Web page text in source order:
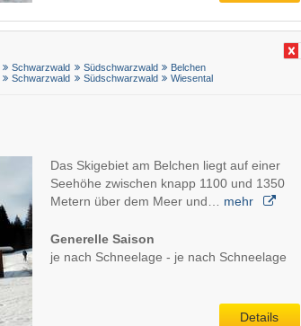
Schwarzwald Südschwarzwald
Belchen
Schwarzwald Südschwarzwald Wiesental
Das Skigebiet am Belchen liegt auf einer
Seehöhe zwischen knapp 1100 und 1350
Metern über dem Meer und… mehr
Generelle Saison
je nach Schneelage - je nach Schneelage
Details